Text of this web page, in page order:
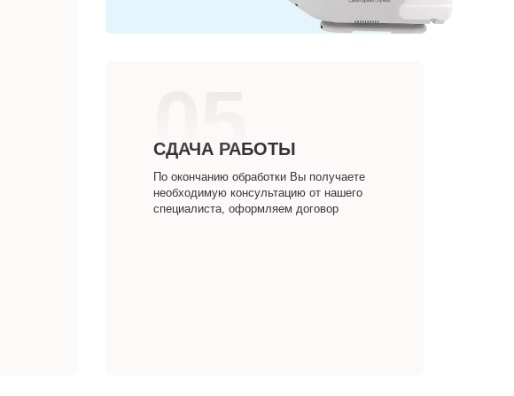
05
СДАЧА РАБОТЫ
По окончанию обработки Вы получаете
необходимую консультацию от нашего
специалиста, оформляем договор